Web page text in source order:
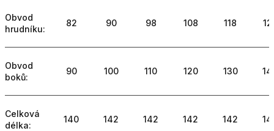
Obvod
hrudníku:
82 90 98 108 118
Obvod
boků:
90 100 110 120 130
Celková
délka:
140 142 142 142 142